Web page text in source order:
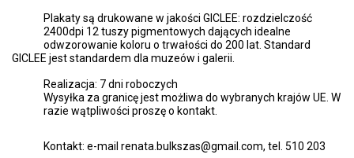
Plakaty są drukowane w jakości GICLEE: rozdzielczość
2400dpi 12 tuszy pigmentowych dających idealne
odwzorowanie koloru o trwałości do 200 lat. Standard
GICLEE jest standardem dla muzeów i galerii.
Realizacja: 7 dni roboczych
Wysyłka za granicę jest możliwa do wybranych krajów UE. W
razie wątpliwości proszę o kontakt.
Kontakt: e-mail renata.bulkszas@gmail.com, tel. 510 203